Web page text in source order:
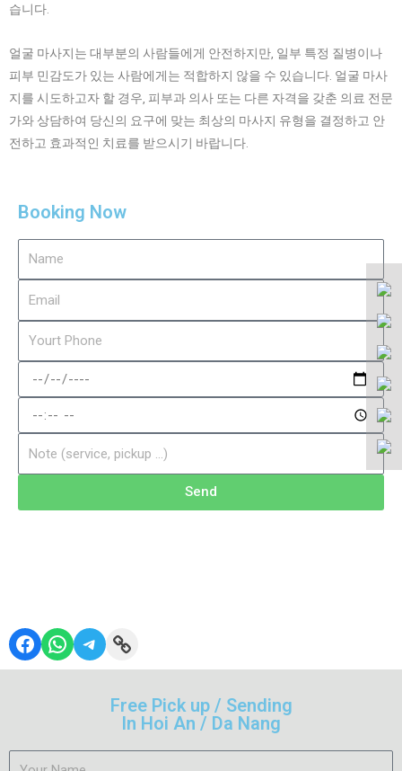
습니다.
얼굴 마사지는 대부분의 사람들에게 안전하지만, 일부 특정 질병이나
피부 민감도가 있는 사람에게는 적합하지 않을 수 있습니다. 얼굴 마사
지를 시도하고자 할 경우, 피부과 의사 또는 다른 자격을 갖춘 의료 전문
가와 상담하여 당신의 요구에 맞는 최상의 마사지 유형을 결정하고 안
전하고 효과적인 치료를 받으시기 바랍니다.
Booking Now
Send
Free Pick up / Sending
In Hoi An / Da Nang